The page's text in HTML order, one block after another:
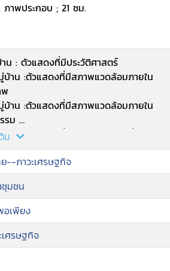
าพประกอบ ; 21 ซม.
น : ตัวแสดงที่มีประวัติศาสตร์
าน :ตัวแสดงที่มีสภาพแวดล้อมภายใน
พ
าน :ตัวแสดงที่มีสภาพแวดล้อมภายใน
รม
าน :ตัวแสดงที่มีสภาพภายนอกที่จัดการ
าธารณะ :กลไกสร้างวัฒนธรรมการ
บคู่ขนานในชุมชนหมู่บ้าน
นธ์ระหว่างเศรษฐกิจชุมชนกับสวัสดิการ
ละความยั่งยืนของ 2 ระบบคู่ขนาน :
นาน
รบริหาร
เศรษฐกิจและสวัสดิการไขว้ขนาน :
ม
--ภาวะเศรษฐกิจ
มชน
อเพียง
ศรษฐกิจ